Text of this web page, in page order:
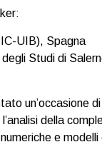
UIB), Spagna
Studi di
della
e